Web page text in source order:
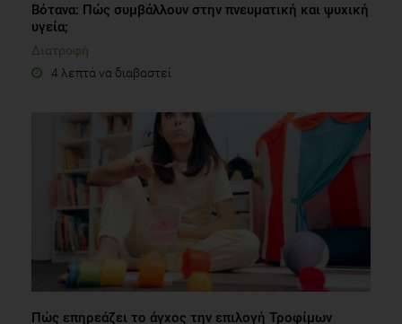
Βότανα: Πώς συμβάλλουν στην πνευματική και ψυχική
υγεία;
Διατροφή
4 λεπτά να διαβαστεί
Πώς επηρεάζει το άγχος την επιλογή Τροφίμων